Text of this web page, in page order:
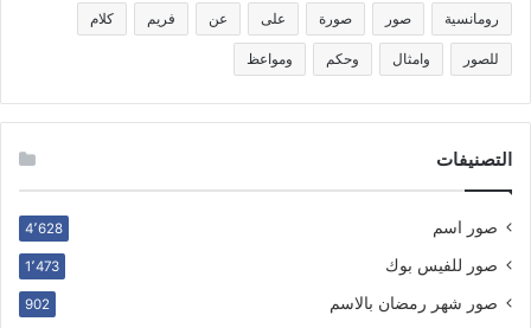
رومانسية صور صورة على عن فريم كلام
للصور وامثال وحكم ومواعظ
التصنيفات
صور اسم 4٬628
صور للفيس بوك 1٬473
صور شهر رمضان بالاسم 902